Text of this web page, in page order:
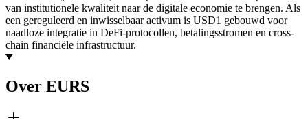
van institutionele kwaliteit naar de digitale economie te brengen. Als
een gereguleerd en inwisselbaar activum is USD1 gebouwd voor
naadloze integratie in DeFi-protocollen, betalingsstromen en cross-
chain financiële infrastructuur.
Over EURS